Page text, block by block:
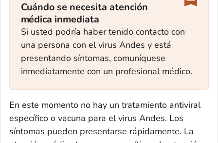
Cuándo se necesita atención
médica inmediata
Si usted podría haber tenido contacto con
una persona con el virus Andes y está
presentando síntomas, comuníquese
inmediatamente con un profesional médico.
En este momento no hay un tratamiento antiviral
específico o vacuna para el virus Andes. Los
síntomas pueden presentarse rápidamente. La